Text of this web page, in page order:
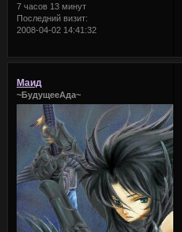
7 часов 13 минут
Последний визит:
2008-04-02 14:41:32
Маид
~БудущееАда~